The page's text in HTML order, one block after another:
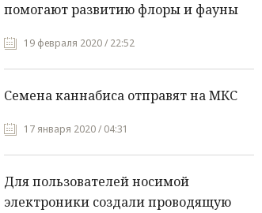
помогают развитию флоры и фауны
19 февраля 2020 / 22:52
Семена каннабиса отправят на МКС
17 января 2020 / 04:31
Для пользователей носимой
электроники создали проводящую